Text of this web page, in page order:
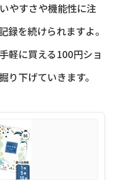
やすさや機能性に注
録を続けられますよ。
軽に買える100円ショ
り下げていきます。